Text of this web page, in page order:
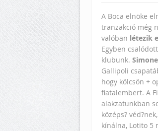
A Boca elnöke
tranzakció még
valóban létezik
Egyben
klubunk.
Gallipoli
hogy kölcsön +
fiatalembert. A
alakzatunkban
középs? véd?nek,
kínálna, Lotito 5